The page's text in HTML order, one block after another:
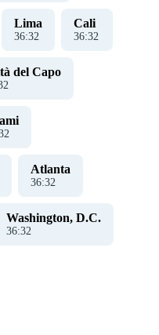
Lima
36:32
Cali
36:32
del Capo
Atlanta
36:32
Washington, D.C.
36:32